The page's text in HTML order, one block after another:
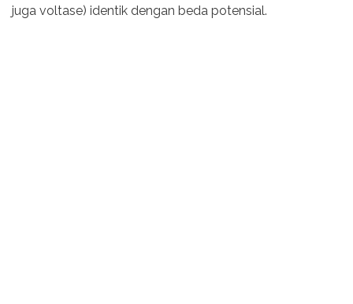
juga voltase) identik dengan beda potensial.